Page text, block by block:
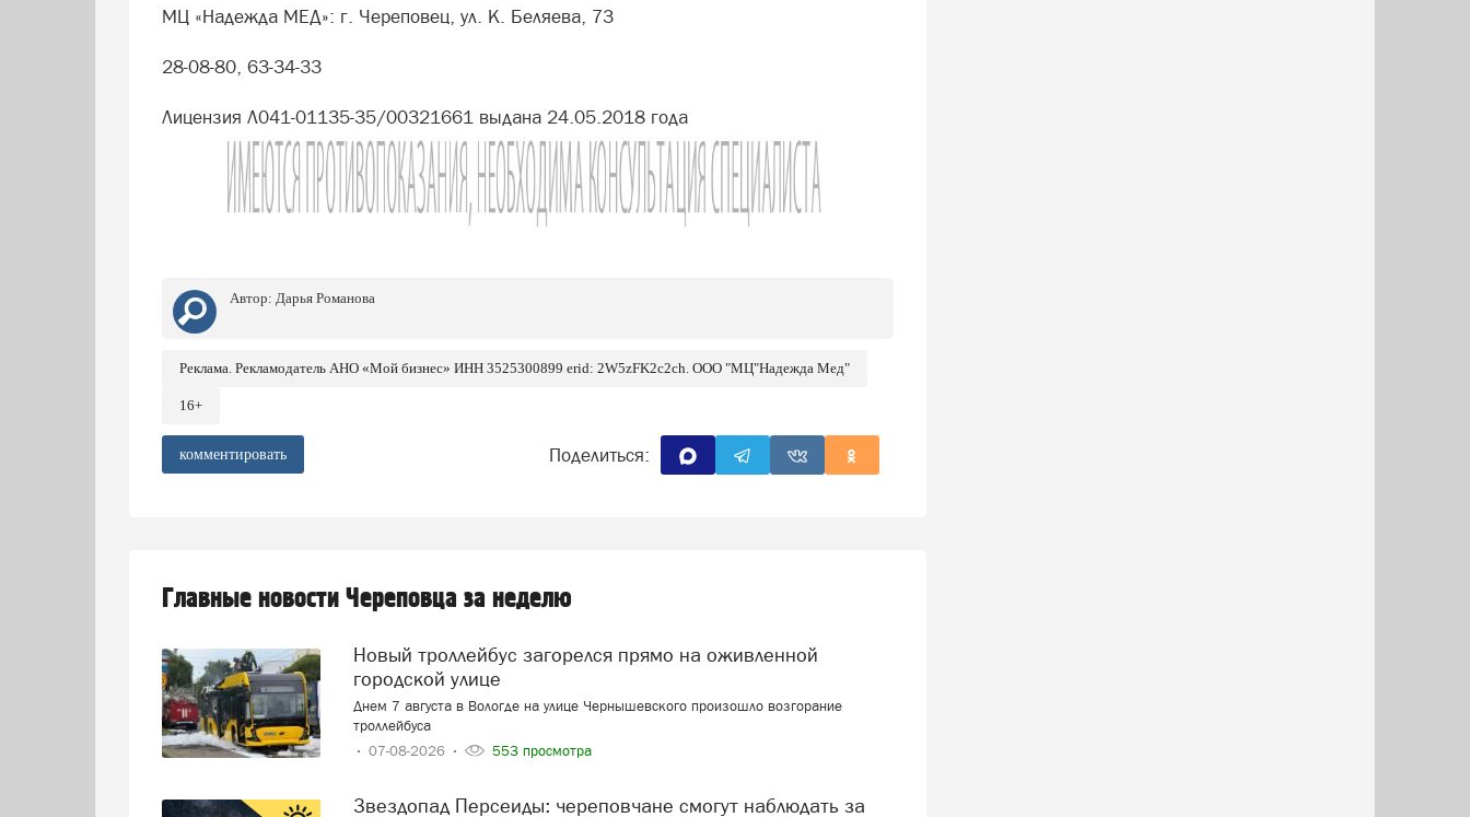
МЦ «Надежда МЕД»: г. Череповец, ул. К. Беляева, 73
28-08-80, 63-34-33
Лицензия Л041-01135-35/00321661 выдана 24.05.2018 года
Автор: Дарья Романова
Реклама. Рекламодатель АНО «Мой бизнес» ИНН 3525300899 erid: 2W5zFK2c2ch. ООО "МЦ"Надежда Мед"
16+
комментировать Поделиться:
Главные новости Череповца за неделю
Новый троллейбус загорелся прямо на оживленной
городской улице
Днем 7 августа в Вологде на улице Чернышевского произошло возгорание
троллейбуса
07-08-2026
553 просмотра
Звездопад Персеиды: череповчане смогут наблюдать за